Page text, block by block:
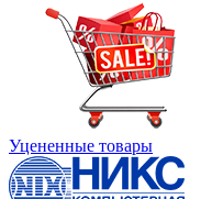
Уцененные товары